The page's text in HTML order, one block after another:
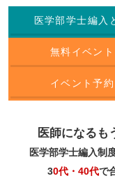
医学部学士編入
無料イベント
イベント予約
医師になるも
医学部学士編入制
30代・40代で